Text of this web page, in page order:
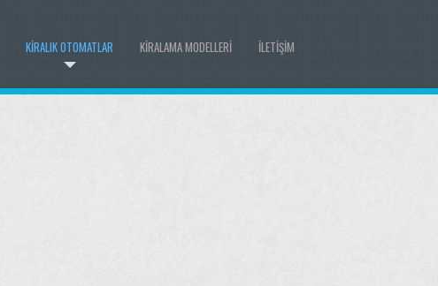
İLETIŞIM
KIRALAMA MODELLERI
KIRALIK OTOMATLAR